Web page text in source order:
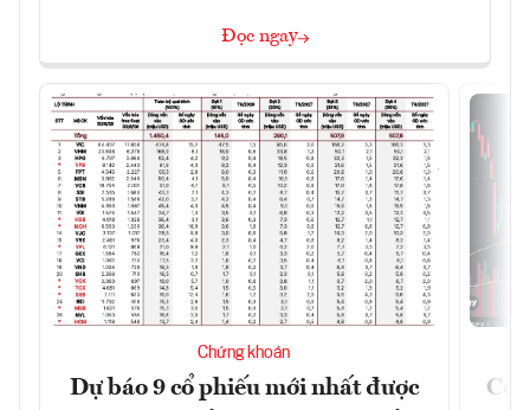
Đọc ngay
Chứng khoán
Dự báo 9 cổ phiếu mới nhất được
Có